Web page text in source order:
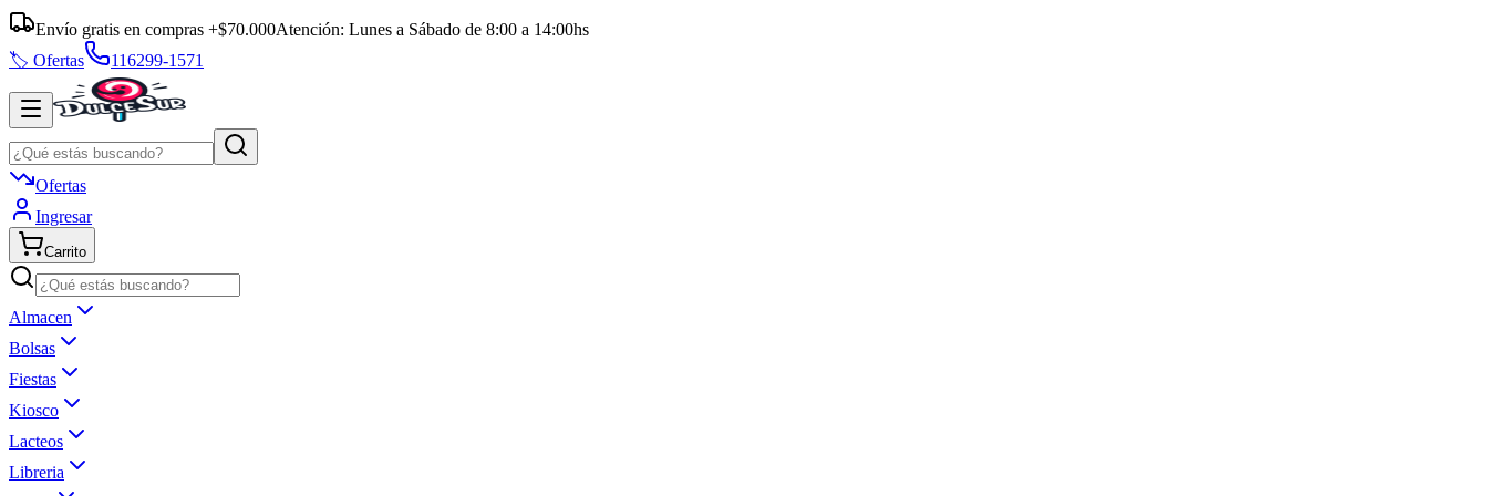
Envío gratis en compras +$70.000Atención: Lunes a Sábado de 8:00 a 14:00hs
🏷️ Ofertas
116299-1571
Ofertas
Ingresar
Carrito
Almacen
Bolsas
Fiestas
Kiosco
Lacteos
Libreria